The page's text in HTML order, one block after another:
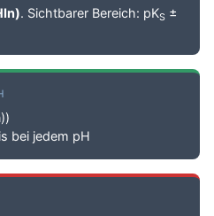
. Sichtbarer Bereich: pKS ±
bei jedem pH